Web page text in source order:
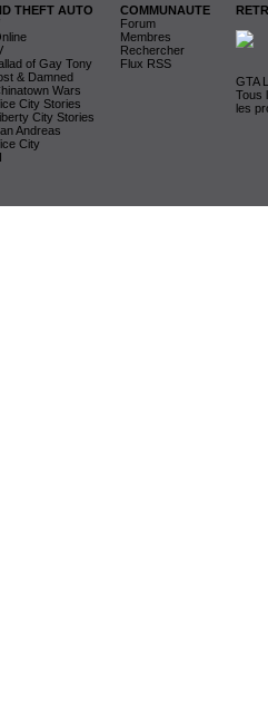
THEFT AUTO
of Gay Tony
& Damned
Wars
City Stories
City Stories
Andreas
City
COMMUNAUTE
Forum
Membres
Rechercher
Flux RSS
GTA
Tous
les